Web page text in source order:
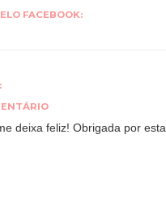
FACEBOOK:
deixa feliz! Obrigada por